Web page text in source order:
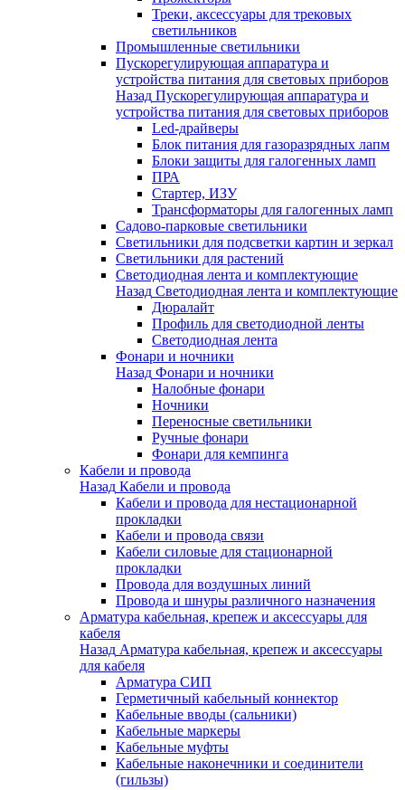
Треки, аксессуары для трековых
светильников
Промышленные светильники
Пускорегулирующая аппаратура и
устройства питания для световых приборов
Назад Пускорегулирующая аппаратура и
устройства питания для световых приборов
Led-драйверы
Блок питания для газоразрядных лапм
Блоки защиты для галогенных ламп
ПРА
Стартер, ИЗУ
Трансформаторы для галогенных ламп
Садово-парковые светильники
Светильники для подсветки картин и зеркал
Светильники для растений
Светодиодная лента и комплектующие
Назад Светодиодная лента и комплектующие
Дюралайт
Профиль для светодиодной ленты
Светодиодная лента
Фонари и ночники
Назад Фонари и ночники
Налобные фонари
Ночники
Переносные светильники
Ручные фонари
Фонари для кемпинга
Кабели и провода
Назад Кабели и провода
Кабели и провода для нестационарной
прокладки
Кабели и провода связи
Кабели силовые для стационарной
прокладки
Провода для воздушных линий
Провода и шнуры различного назначения
Арматура кабельная, крепеж и аксессуары для
кабеля
Назад Арматура кабельная, крепеж и аксессуары
для кабеля
Арматура СИП
Герметичный кабельный коннектор
Кабельные вводы (сальники)
Кабельные маркеры
Кабельные муфты
Кабельные наконечники и соединители
(гильзы)